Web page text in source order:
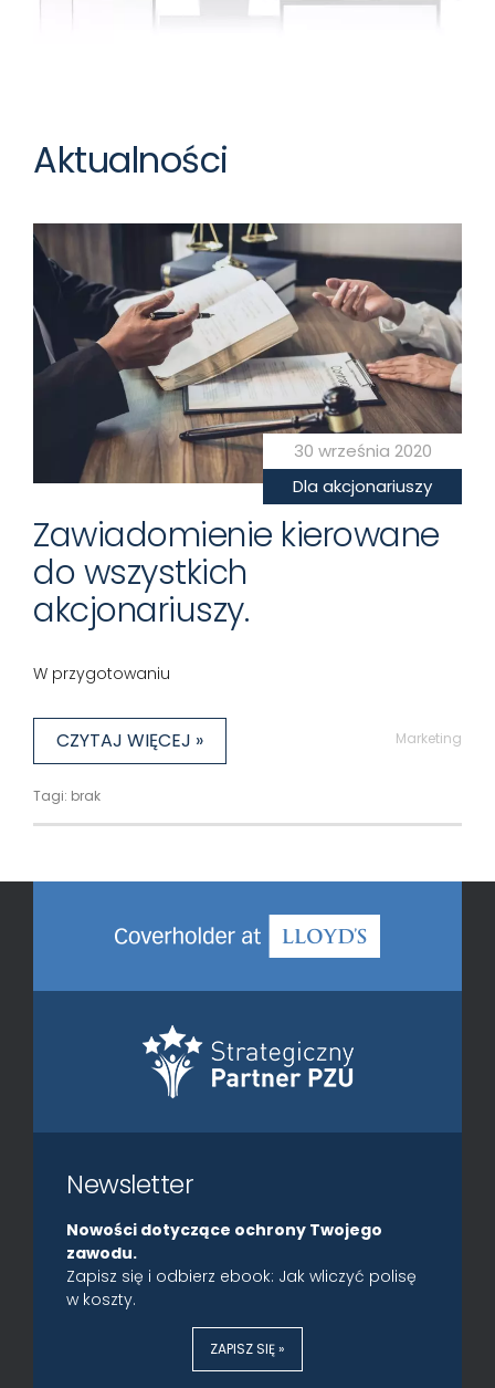
Aktualności
30 września 2020
Dla akcjonariuszy
Zawiadomienie kierowane
do wszystkich
akcjonariuszy.
W przygotowaniu
Marketing
CZYTAJ WIĘCEJ »
Tagi: brak
Newsletter
Nowości dotyczące ochrony Twojego
zawodu.
Zapisz się i odbierz ebook: Jak wliczyć polisę
w koszty.
ZAPISZ SIĘ »